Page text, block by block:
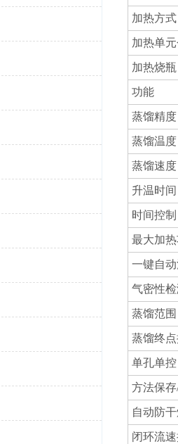
加热方式
加热单
加热烧瓶
功能
蒸馏精度
蒸馏温度
蒸馏速度
升温时间
时间控制
最大加
一键自
气密性
蒸馏范围
蒸馏终
单孔单控
方法保
自动防
闭环流